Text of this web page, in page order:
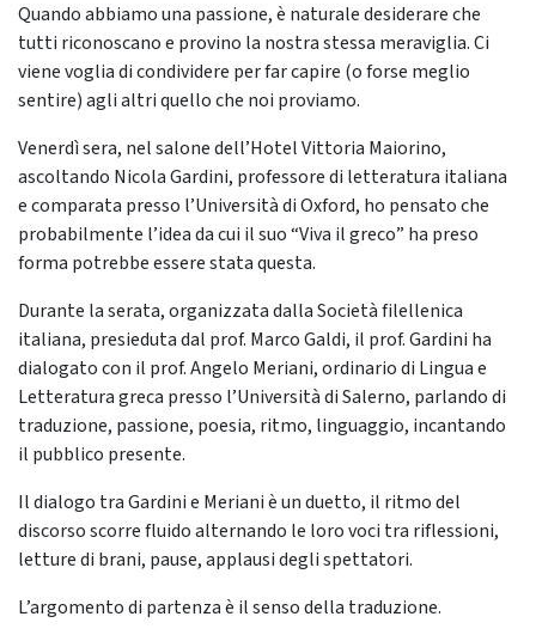
Quando abbiamo una passione, è naturale desiderare che
tutti riconoscano e provino la nostra stessa meraviglia. Ci
viene voglia di condividere per far capire (o forse meglio
sentire) agli altri quello che noi proviamo.
Venerdì sera, nel salone dell’Hotel Vittoria Maiorino,
ascoltando Nicola Gardini, professore di letteratura italiana
e comparata presso l’Università di Oxford, ho pensato che
probabilmente l’idea da cui il suo “Viva il greco” ha preso
forma potrebbe essere stata questa.
Durante la serata, organizzata dalla Società filellenica
italiana, presieduta dal prof. Marco Galdi, il prof. Gardini ha
dialogato con il prof. Angelo Meriani, ordinario di Lingua e
Letteratura greca presso l’Università di Salerno, parlando di
traduzione, passione, poesia, ritmo, linguaggio, incantando
il pubblico presente.
Il dialogo tra Gardini e Meriani è un duetto, il ritmo del
discorso scorre fluido alternando le loro voci tra riflessioni,
letture di brani, pause, applausi degli spettatori.
L’argomento di partenza è il senso della traduzione.